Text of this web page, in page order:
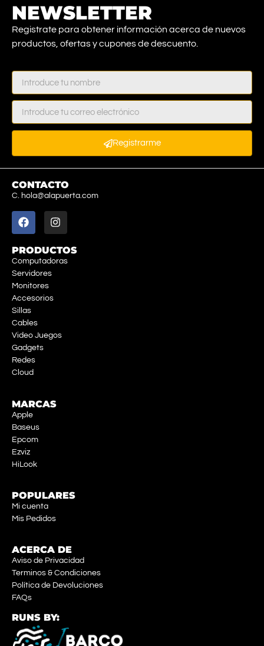
NEWSLETTER
Registrate para obtener información acerca de nuevos
productos, ofertas y cupones de descuento.
Registrarme
CONTACTO
C. hola@alapuerta.com
PRODUCTOS
Computadoras
Servidores
Monitores
Accesorios
Sillas
Cables
Video Juegos
Gadgets
Redes
Cloud
MARCAS
Apple
Baseus
Epcom
Ezviz
HiLook
POPULARES
Mi cuenta
Mis Pedidos
ACERCA DE
Aviso de Privacidad
Terminos & Condiciones
Política de Devoluciones
FAQs
RUNS BY: